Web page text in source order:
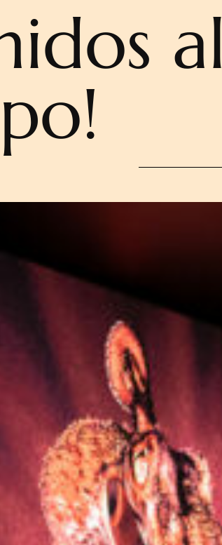
al